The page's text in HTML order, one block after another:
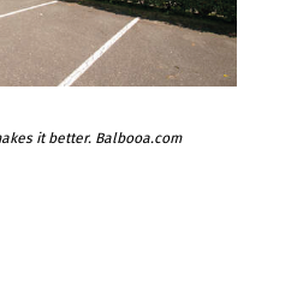
it better. Balbooa.com